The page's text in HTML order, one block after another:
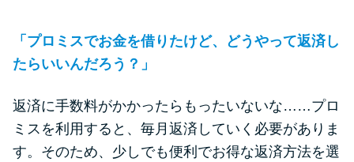
バレずに借りたい方向け
審査が不安な方向け
「プロミスでお金を借りたけど、どうやって返済し
たらいいんだろう？」
返済に手数料がかかったらもったいないな……プロ
ミスを利用すると、毎月返済していく必要がありま
す。そのため、少しでも便利でお得な返済方法を選